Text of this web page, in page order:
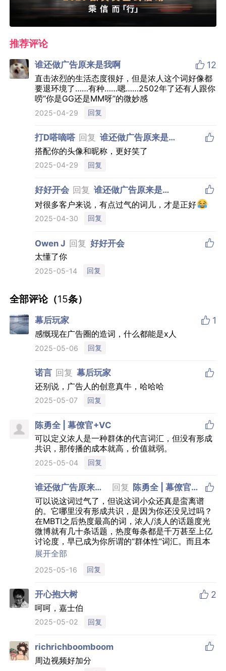
推荐评论
谁还做广告原来是我啊  12
直击浓烈的生活态度很好，但是浓人这个词好像都
要退环境了……有种……嗯……2502年了还有人跟你
唠“你是GG还是MM呀”的微妙感
2025-04-29 回复
打D嗒嘀嗒 回复 谁还做广告原来是我
啊

搭配你的头像和昵称，更好笑了
2025-04-29 回复
好好开会 回复 谁还做广告原来是我
啊

对很多客户来说，有点过气的词儿，才是正好
2025-04-30 回复
Owen J 回复 好好开会 
太懂了你
2025-05-14 回复
全部评论（15条）
幕后玩家  1
感慨现在广告圈的造词，什么都能是x人
2025-05-06 回复
诺言 回复 幕后玩家 
还别说，广告人的创意真牛，哈哈哈
2025-05-07 回复
陈勇全 | 幕僚官+VC 
可以定义浓人是一种群体的代言词汇，但没有形成
共识，那传播的成本就高，价值就弱。
2025-05-04 回复
谁还做广告原来是
我啊
回复 陈勇全 | 幕僚官
+VC

可以说这词过气了，但说这词小众还真是蛮离谱
的。它哪里没有形成共识，是因为你还没见过吗？
在MBTI之后热度最高的词，浓人/淡人的话题度光
微博就有几十条话题，热度每条都是千万甚至上亿
讨论度，早已成为你所谓的“群体性”词汇。而且本
身极具话题度，不需要用户教育和传播成本。身边
展开全部
2025-05-16 回复
开心抱大树  2
呵呵，嘉士伯
2025-05-02 回复
richrichboomboom 
周边视频好加分